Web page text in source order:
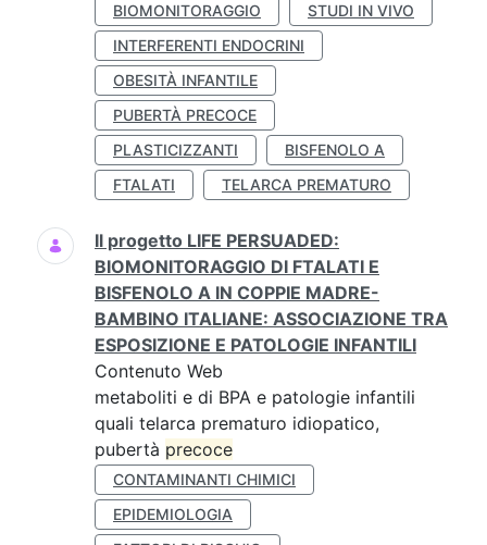
BIOMONITORAGGIO
STUDI IN VIVO
INTERFERENTI ENDOCRINI
OBESITÀ INFANTILE
PUBERTÀ PRECOCE
PLASTICIZZANTI
BISFENOLO A
FTALATI
TELARCA PREMATURO
Il progetto LIFE PERSUADED:
BIOMONITORAGGIO DI FTALATI E
BISFENOLO A IN COPPIE MADRE-
BAMBINO ITALIANE: ASSOCIAZIONE TRA
ESPOSIZIONE E PATOLOGIE INFANTILI
Contenuto Web
metaboliti e di BPA e patologie infantili
quali telarca prematuro idiopatico,
pubertà precoce
CONTAMINANTI CHIMICI
EPIDEMIOLOGIA